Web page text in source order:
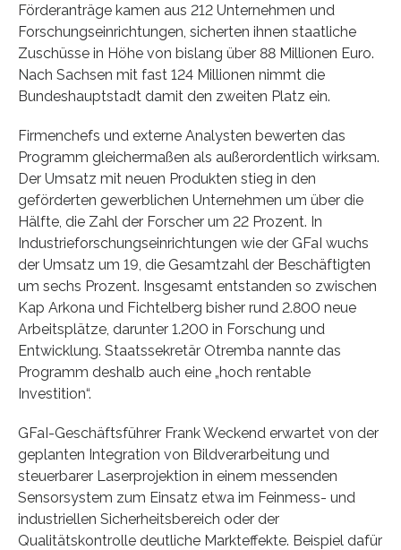
Förderanträge kamen aus 212 Unternehmen und
Forschungseinrichtungen, sicherten ihnen staatliche
Zuschüsse in Höhe von bislang über 88 Millionen Euro.
Nach Sachsen mit fast 124 Millionen nimmt die
Bundeshauptstadt damit den zweiten Platz ein.
Firmenchefs und externe Analysten bewerten das
Programm gleichermaßen als außerordentlich wirksam.
Der Umsatz mit neuen Produkten stieg in den
geförderten gewerblichen Unternehmen um über die
Hälfte, die Zahl der Forscher um 22 Prozent. In
Industrieforschungseinrichtungen wie der GFaI wuchs
der Umsatz um 19, die Gesamtzahl der Beschäftigten
um sechs Prozent. Insgesamt entstanden so zwischen
Kap Arkona und Fichtelberg bisher rund 2.800 neue
Arbeitsplätze, darunter 1.200 in Forschung und
Entwicklung. Staatssekretär Otremba nannte das
Programm deshalb auch eine „hoch rentable
Investition“.
GFaI-Geschäftsführer Frank Weckend erwartet von der
geplanten Integration von Bildverarbeitung und
steuerbarer Laserprojektion in einem messenden
Sensorsystem zum Einsatz etwa im Feinmess- und
industriellen Sicherheitsbereich oder der
Qualitätskontrolle deutliche Markteffekte. Beispiel dafür